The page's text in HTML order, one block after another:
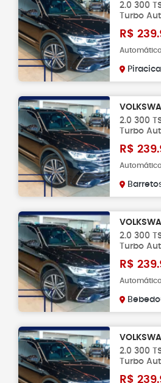
2.0 300
Turbo
R$
2.0 300
Turbo
R$
2.0 300
Turbo
R$
2.0 300
Turbo
R$